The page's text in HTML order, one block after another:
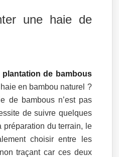
une haie de
de bambous
en bambou naturel ?
de bambous n’est pas
de suivre quelques
préparation du terrain, le
choisir entre les
traçant car ces deux